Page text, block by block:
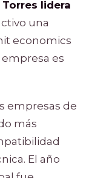
lidera
una
economics
es
empresas de
más
El año